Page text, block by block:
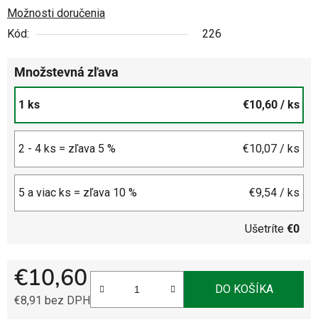
Možnosti doručenia
Kód:
226
Množstevná zľava
1 ks €10,60 / ks
2 - 4 ks = zľava 5 % €10,07 / ks
5 a viac ks = zľava 10 % €9,54 / ks
Ušetríte €0
€10,60
€8,91 bez DPH
DO KOŠÍKA